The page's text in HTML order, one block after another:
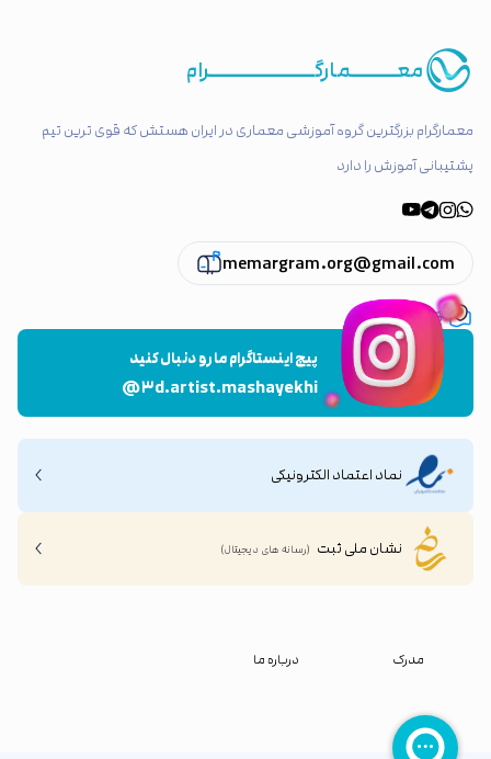
معـــــــمارگــــــــــــــــرام
معمارگرام بزرگترین گروه آموزشی معماری در ایران هستش که قوی ترین تیم
پشتیبانی آموزش را دارد
memargram.org@gmail.com
تهران ، پاسداران
پیج اینستاگرام ما رو دنبال کنید
@۳d.artist.mashayekhi
نماد اعتماد الکترونیکی
نشان ملی ثبت (رسانه های دیجیتال)
مدرک درباره ما